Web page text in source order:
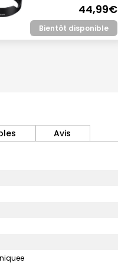
44,99€
Bientôt disponible
Avis